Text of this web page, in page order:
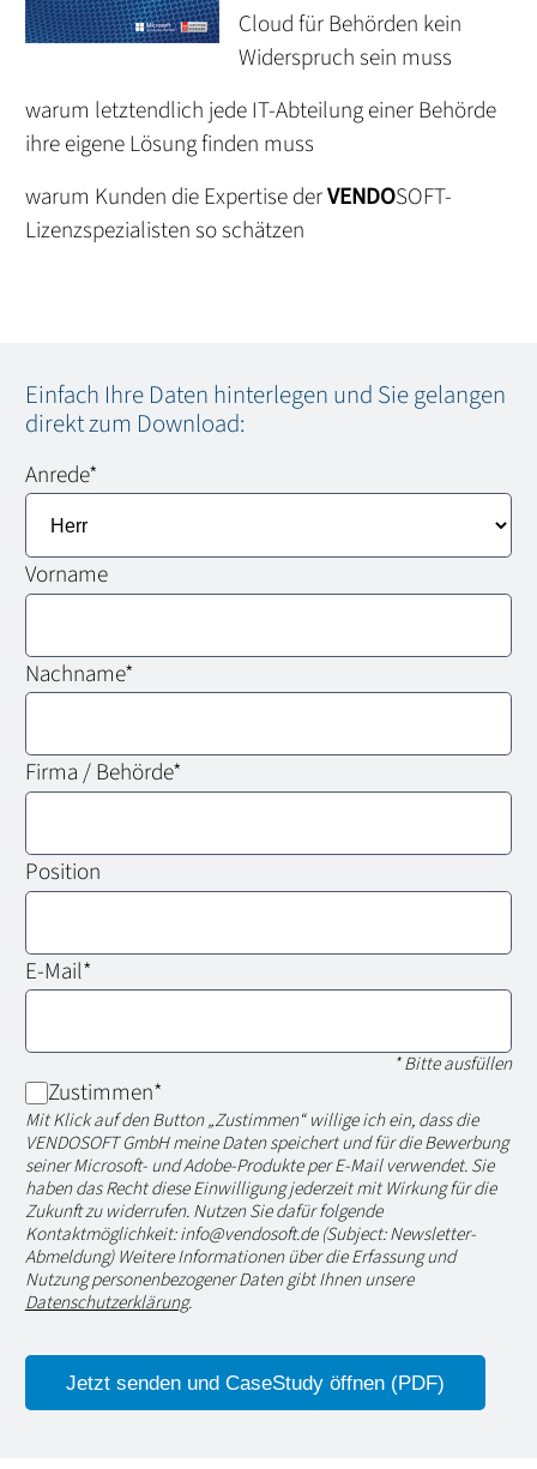
Cloud für Behörden kein
Widerspruch sein muss
warum letztendlich jede IT-Abteilung einer Behörde
ihre eigene Lösung finden muss
warum Kunden die Expertise derVENDOSOFT-
Lizenzspezialisten so schätzen
Einfach Ihre Daten hinterlegen und Sie gelangen
direkt zum Download:
Anrede*
Vorname
Nachname*
Firma / Behörde*
Position
E-Mail*
* Bitte ausfüllen
Zustimmen*
Mit Klick auf den Button „Zustimmen“ willige ich ein, dass die
VENDOSOFT GmbH meine Daten speichert und für die Bewerbung
seiner Microsoft- und Adobe-Produkte per E-Mail verwendet. Sie
haben das Recht diese Einwilligung jederzeit mit Wirkung für die
Zukunft zu widerrufen. Nutzen Sie dafür folgende
Kontaktmöglichkeit: info@vendosoft.de (Subject: Newsletter-
Abmeldung) Weitere Informationen über die Erfassung und
Nutzung personenbezogener Daten gibt Ihnen unsere
Datenschutzerklärung.